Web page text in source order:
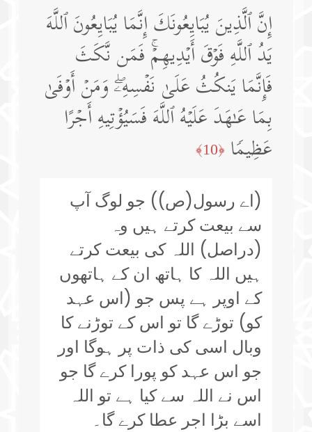
إِنَّ ٱلَّذِینَ یُبَایِعُونَكَ إِنَّمَا یُبَایِعُونَ ٱللَّهَ
یَدُ ٱللَّهِ فَوۡقَ أَیۡدِیهِمۡۚ فَمَن نَّكَثَ
فَإِنَّمَا یَنكُثُ عَلَىٰ نَفۡسِهِۦۖ وَمَنۡ أَوۡفَىٰ
بِمَا عَـٰهَدَ عَلَیۡهُ ٱللَّهَ فَسَیُؤۡتِیهِ أَجۡرًا
عَظِیمࣰا ﴿10﴾
(اے رسول(ص)) جو لوگ آپ
سے بیعت کرتے ہیں وہ
(دراصل) اللہ کی بیعت کرتے
ہیں اللہ کا ہاتھ ان کے ہاتھوں
کے اوپر ہے پس جو (اس عہد
کو) توڑے گا تو اس کے توڑنے کا
وبال اسی کی ذات پر ہوگا اور
جو اس عہد کو پورا کرے گا جو
اس نے اللہ سے کیا ہے تو اللہ
اسے بڑا اجر عطا کرے گا۔